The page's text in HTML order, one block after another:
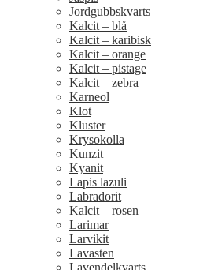
Jordgubbskvarts
Kalcit – blå
Kalcit – karibisk
Kalcit – orange
Kalcit – pistage
Kalcit – zebra
Karneol
Klot
Kluster
Krysokolla
Kunzit
Kyanit
Lapis lazuli
Labradorit
Kalcit – rosen
Larimar
Larvikit
Lavasten
Lavendelkvarts